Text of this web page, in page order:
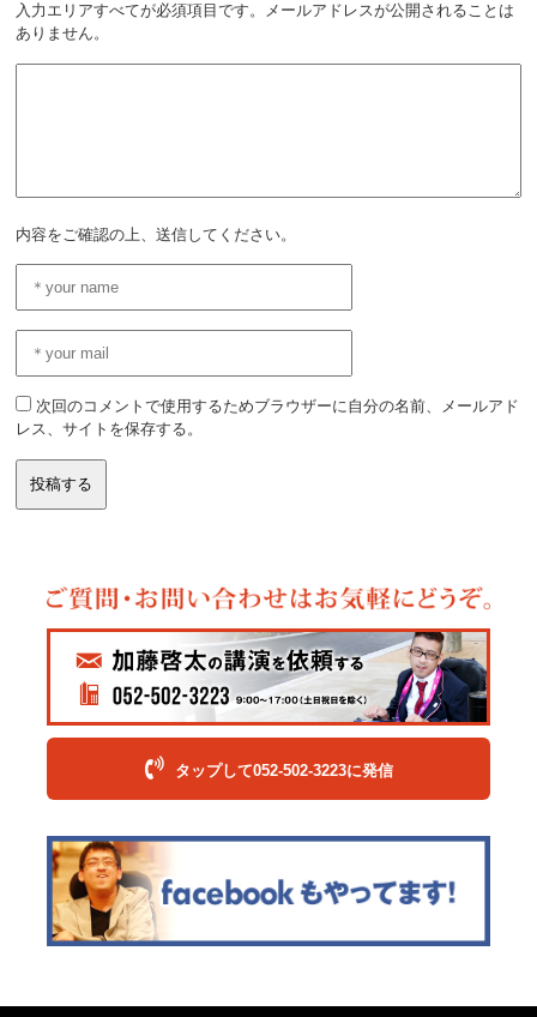
入力エリアすべてが必須項目です。メールアドレスが公開されることは
ありません。
内容をご確認の上、送信してください。
次回のコメントで使用するためブラウザーに自分の名前、メールアド
レス、サイトを保存する。
タップして052-502-3223に発信